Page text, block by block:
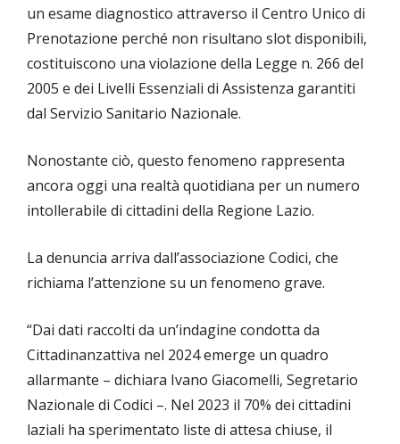
un esame diagnostico attraverso il Centro Unico di
Prenotazione perché non risultano slot disponibili,
costituiscono una violazione della Legge n. 266 del
2005 e dei Livelli Essenziali di Assistenza garantiti
dal Servizio Sanitario Nazionale.
Nonostante ciò, questo fenomeno rappresenta
ancora oggi una realtà quotidiana per un numero
intollerabile di cittadini della Regione Lazio.
La denuncia arriva dall’associazione Codici, che
richiama l’attenzione su un fenomeno grave.
“Dai dati raccolti da un’indagine condotta da
Cittadinanzattiva nel 2024 emerge un quadro
allarmante – dichiara Ivano Giacomelli, Segretario
Nazionale di Codici –. Nel 2023 il 70% dei cittadini
laziali ha sperimentato liste di attesa chiuse, il